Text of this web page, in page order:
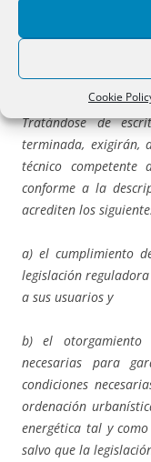
Cookie
ordenación
expedida por técnico
descripción de la
dicho acto
Tratándose de
terminada, exigirán,
técnico
conforme a la
acrediten los
a) el cumplimiento
legislación
a sus usuarios y
b) el otorgamiento
necesarias para
condiciones
ordenación
energética tal y
salvo que la